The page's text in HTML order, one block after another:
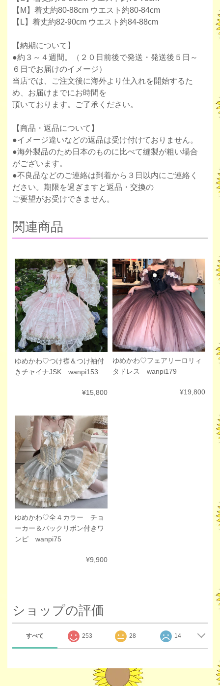
【M】着丈約80-88cm ウエスト約80-84cm
【L】着丈約82-90cm ウエスト約84-88cm
【納期について】
●約３～４週間。（２０日前後で発送・発送後５日～
６日でお届けのイメージ）
当店では、ご注文後に海外より仕入れを開始するた
め、お届けまでにお時間を
頂いております。ご了承ください。
【商品・返品について】
●イメージ違いなどの返品は受け付けておりません。
●海外製品のため日本のものに比べて縫製が粗い場合
がございます。
●不良品などのご連絡は到着から３日以内にご連絡く
ださい。期限を過ぎますと返品・交換の
ご要望がお受けできません。
関連商品
ゆめかわ♡つけ襟＆つけ袖付
きチャイナJSK wanpi153
¥15,800
ゆめかわ♡フェアリーロリィ
タドレス wanpi179
¥19,800
ゆめかわ♡全４カラー チョ
ーカー＆バックリボン付きワ
ンピ wanpi75
¥9,900
ショップの評価
すべて 253 28 14